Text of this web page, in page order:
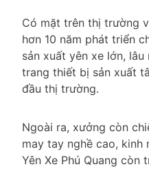
Có mặt trên thị trường
hơn 10 năm phát triển
sản xuất yên xe lớn,
trang thiết bị sản xuất
đầu thị trường.
Ngoài ra, xưởng còn
may tay nghề cao, kinh
Yên Xe Phú Quang còn